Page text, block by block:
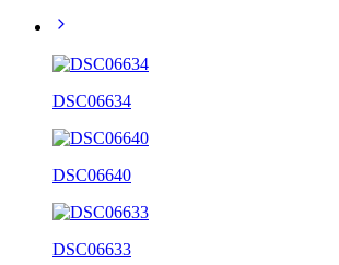
DSC06634
DSC06640
DSC06633